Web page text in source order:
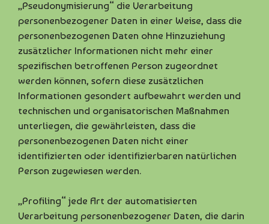
„Pseudonymisierung“ die Verarbeitung
personenbezogener Daten in einer Weise, dass die
personenbezogenen Daten ohne Hinzuziehung
zusätzlicher Informationen nicht mehr einer
spezifischen betroffenen Person zugeordnet
werden können, sofern diese zusätzlichen
Informationen gesondert aufbewahrt werden und
technischen und organisatorischen Maßnahmen
unterliegen, die gewährleisten, dass die
personenbezogenen Daten nicht einer
identifizierten oder identifizierbaren natürlichen
Person zugewiesen werden.
„Profiling“ jede Art der automatisierten
Verarbeitung personenbezogener Daten, die darin